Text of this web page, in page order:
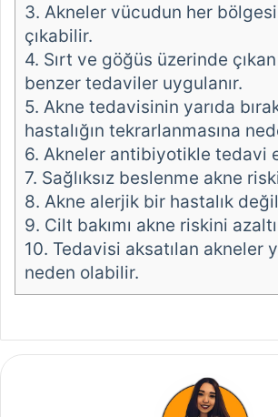
3. Akneler vücudun her
çıkabilir.
4. Sırt ve göğüs üzerinde
benzer tedaviler uygulanır.
5. Akne tedavisinin yarıda
hastalığın tekrarlanmasına
6. Akneler antibiyotikle tedavi
7. Sağlıksız beslenme akne
8. Akne alerjik bir hastalık
9. Cilt bakımı akne riskini
10. Tedavisi aksatılan akneler
neden olabilir.